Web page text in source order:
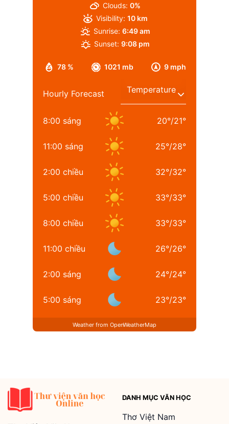
78 % 1021 mb 9 mph
Clouds: 0%
Visibility: 10 km
Sunrise: 6:49 am
Sunset: 9:08 pm
Hourly Forecast
8:00 sáng 20°/21°
11:00 sáng 25°/28°
2:00 chiều 32°/32°
5:00 chiều 33°/33°
8:00 chiều 33°/33°
11:00 chiều 26°/26°
2:00 sáng 24°/24°
5:00 sáng 23°/23°
Weather from OpenWeatherMap
DANH MỤC VĂN HỌC
Thơ Việt Nam